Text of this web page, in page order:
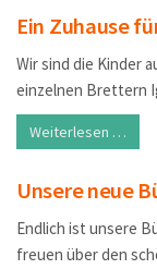
Ein Zuhause
Wir sind die Kinder
einzelnen Brettern
Weiterlesen …
Unsere neue
Endlich ist unsere
freuen über den